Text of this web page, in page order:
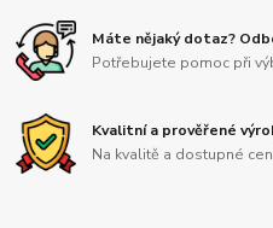
Máte nějaký dotaz?
Potřebujete pomoc při
Kvalitní a prověřené
Na kvalitě a dostupné